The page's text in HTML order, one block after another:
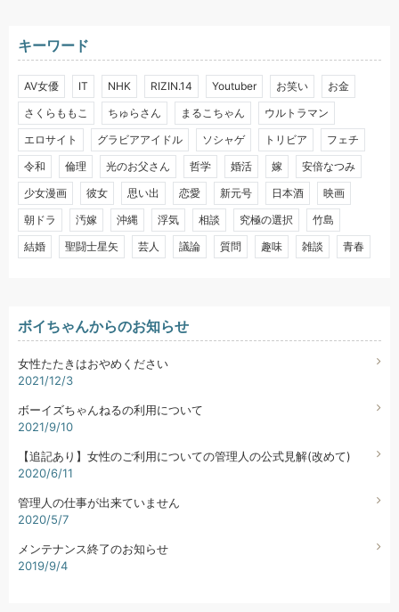
キーワード
AV女優 IT NHK RIZIN.14 Youtuber お笑い
お金
さくらももこ
ちゅらさん まるこちゃん
ウルトラマン
エロサイト
グラビアアイドル ソシャゲ トリビア
フェチ
令和
倫理 光のお父さん 哲学 婚活 嫁
安倍なつみ
少女漫画
彼女 思い出 恋愛 新元号 日本酒
映画
朝ドラ
汚嫁 沖縄 浮気 相談 究極の選択
竹島
結婚
聖闘士星矢 芸人 議論 質問 趣味 雑談 青春
ボイちゃんからのお知らせ
女性たたきはおやめください
2021/12/3
ボーイズちゃんねるの利用について
2021/9/10
【追記あり】女性のご利用についての管理人の公式見解(改めて)
2020/6/11
管理人の仕事が出来ていません
2020/5/7
メンテナンス終了のお知らせ
2019/9/4